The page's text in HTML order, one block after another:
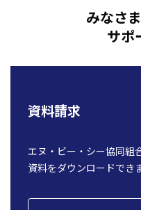
みなさ
サポ
資料請求
エヌ・ビー・シー協同組
資料をダウンロードでき